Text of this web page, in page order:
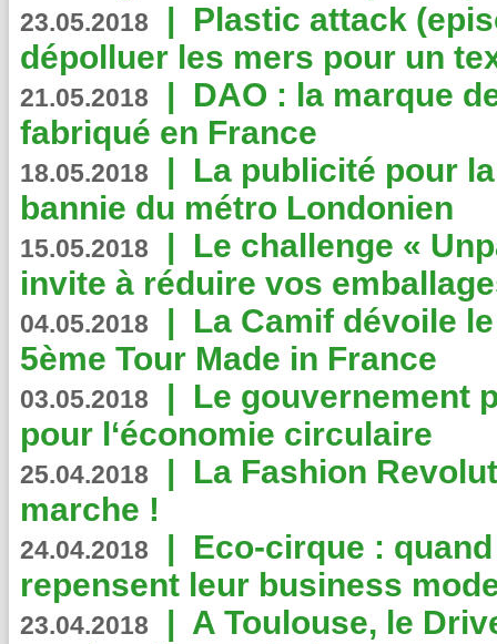
23.05.2018 | Plastic attack
dépolluer les mers pour un
21.05.2018 | DAO : la marque
fabriqué en France
18.05.2018 | La publicité pour
bannie du métro Londonien
15.05.2018 | Le challenge «
invite à réduire vos
04.05.2018 | La Camif dévoile
5ème Tour Made in France
03.05.2018 | Le gouvernement
pour l‘économie circulaire
25.04.2018 | La Fashion
marche !
24.04.2018 | Eco-cirque :
repensent leur business
23.04.2018 | A Toulouse, le